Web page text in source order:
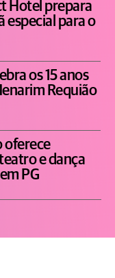
Hotel prepara
especial para o
os 15 anos
Requião
oferece
e dança
PG